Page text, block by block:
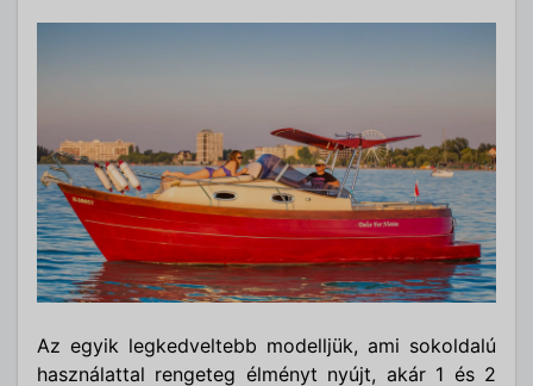
Az egyik legkedveltebb modelljük, ami sokoldalú
használattal rengeteg élményt nyújt, akár 1 és 2